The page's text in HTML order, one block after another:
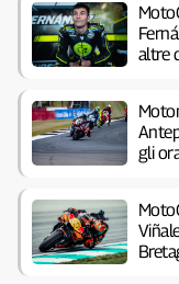
altre
gli